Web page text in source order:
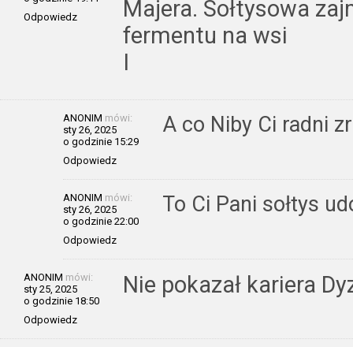
Odpowiedz
Majera. Sołtysowa
fermentu na wsi
I
ANONIM mówi:
sty 26, 2025
o godzinie 15:29
Odpowiedz
A co Niby Ci radni
ANONIM mówi:
sty 26, 2025
o godzinie 22:00
Odpowiedz
To Ci Pani sołtys
ANONIM mówi:
sty 25, 2025
o godzinie 18:50
Odpowiedz
Nie pokazał kariera